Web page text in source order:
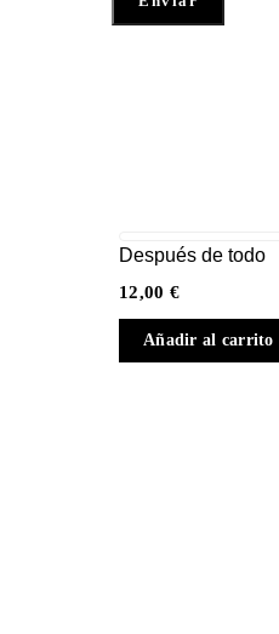
Después de todo
12,00 €
Añadir al carrito